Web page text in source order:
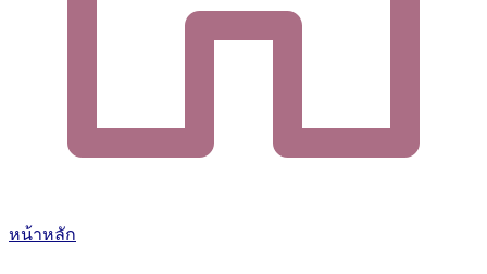
หน้าหลัก